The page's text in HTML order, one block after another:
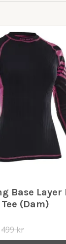
Base Layer
(Dam)
499 kr